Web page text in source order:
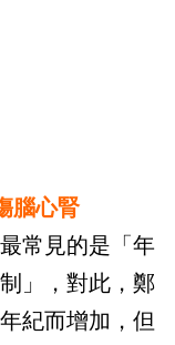
腦心腎
常見的是「年
」，對此，鄭
紀而增加，但